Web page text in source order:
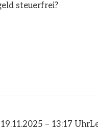
steuerfrei?
– 13:17 Uhr